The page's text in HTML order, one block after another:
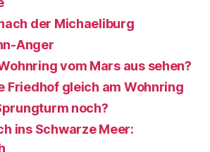
der Michaeliburg
Anger
vom Mars aus sehen?
Friedhof gleich am Wohnring
noch?
ins Schwarze Meer: